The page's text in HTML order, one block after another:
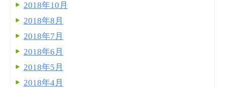
2018年10月
2018年8月
2018年7月
2018年6月
2018年5月
2018年4月